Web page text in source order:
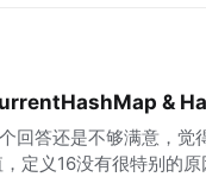
&
回答还是不够满意，觉
定义16没有很特别的